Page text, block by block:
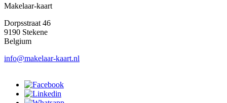
Makelaar-kaart
Dorpsstraat 46
9190 Stekene
Belgium
info@makelaar-kaart.nl